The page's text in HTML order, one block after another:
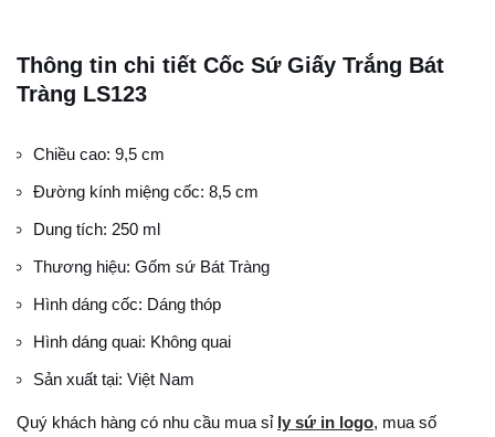
Thông tin chi tiết Cốc Sứ Giấy Trắng Bát
Tràng LS123
Chiều cao: 9,5 cm
Đường kính miệng cốc: 8,5 cm
Dung tích: 250 ml
Thương hiệu: Gốm sứ Bát Tràng
Hình dáng cốc: Dáng thóp
Hình dáng quai: Không quai
Sản xuất tại: Việt Nam
Quý khách hàng có nhu cầu mua sỉ ly sứ in logo, mua số